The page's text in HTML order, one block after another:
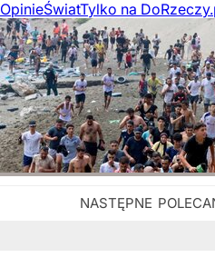
OpinieŚwiatTylko na